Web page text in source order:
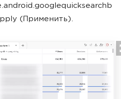
(Применить).